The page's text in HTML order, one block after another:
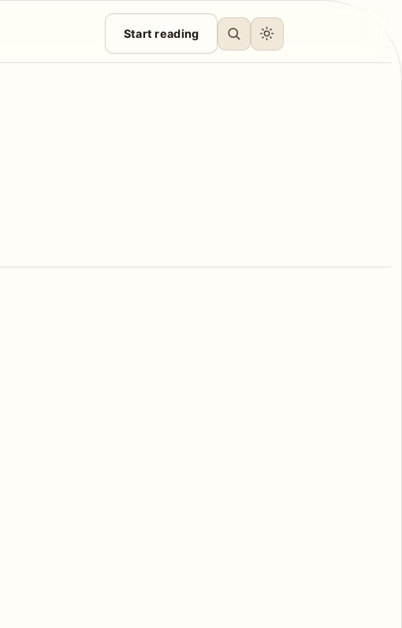
Start reading